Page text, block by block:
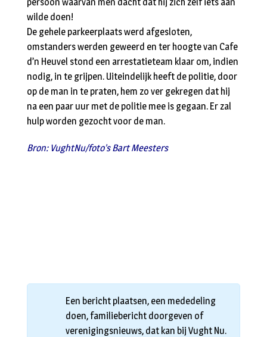
wilde doen!
De gehele parkeerplaats werd afgesloten,
omstanders werden geweerd en ter hoogte van Cafe
d’n Heuvel stond een arrestatieteam klaar om, indien
nodig, in te grijpen. Uiteindelijk heeft de politie, door
op de man in te praten, hem zo ver gekregen dat hij
na een paar uur met de politie mee is gegaan. Er zal
hulp worden gezocht voor de man.
Bron: VughtNu/foto’s Bart Meesters
Een bericht plaatsen, een mededeling
doen, familiebericht doorgeven of
verenigingsnieuws, dat kan bij Vught Nu.